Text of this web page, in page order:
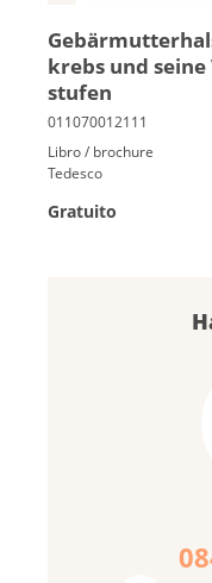
krebs und
stu­fen
Libro / brochure
Tedesco
Gratuito